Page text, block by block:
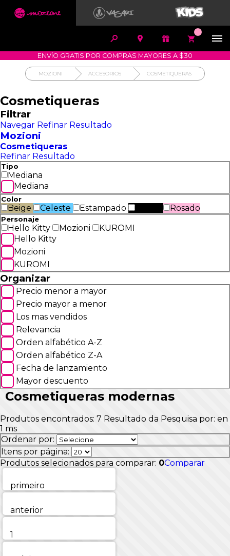


   
1700-VASARI (827274) MIS PEDIDOS
COMO COMPRAR DEVOLUCIÓN SIN COSTO
ENVÍO GRATIS POR COMPRAS MAYORES A $30
MOZIONI ACCESORIOS COSMETIQUERAS
Cosmetiqueras
Filtrar
Navegar Refinar Resultado
Mozioni
Cosmetiqueras
Refinar Resultado
Tipo
Mediana
Mediana
Color
Beige Celeste Estampado Rosado
Personaje
Hello Kitty Mozioni
KUROMI
Hello Kitty
Mozioni
KUROMI
Organizar
Precio menor a mayor
Precio mayor a menor
Los mas vendidos
Relevancia
Orden alfabético A-Z
Orden alfabético Z-A
Fecha de lanzamiento
Mayor descuento
Cosmetiqueras modernas
Produtos encontrados: 7 Resultado da Pesquisa por: en
1 ms
Ordenar por:
Itens por página:
Produtos selecionados para comparar: 0Comparar
primeiro
anterior
1